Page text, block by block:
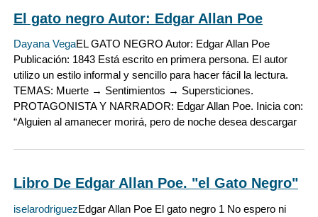
El gato negro Autor: Edgar Allan Poe
Dayana VegaEL GATO NEGRO Autor: Edgar Allan Poe
Publicación: 1843 Está escrito en primera persona. El autor
utilizo un estilo informal y sencillo para hacer fácil la lectura.
TEMAS: Muerte → Sentimientos → Supersticiones.
PROTAGONISTA Y NARRADOR: Edgar Allan Poe. Inicia con:
“Alguien al amanecer morirá, pero de noche desea descargar
Libro De Edgar Allan Poe. "el Gato Negro"
iselarodriguezEdgar Allan Poe El gato negro 1 No espero ni